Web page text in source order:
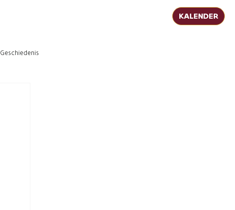
KALENDER
Geschiedenis